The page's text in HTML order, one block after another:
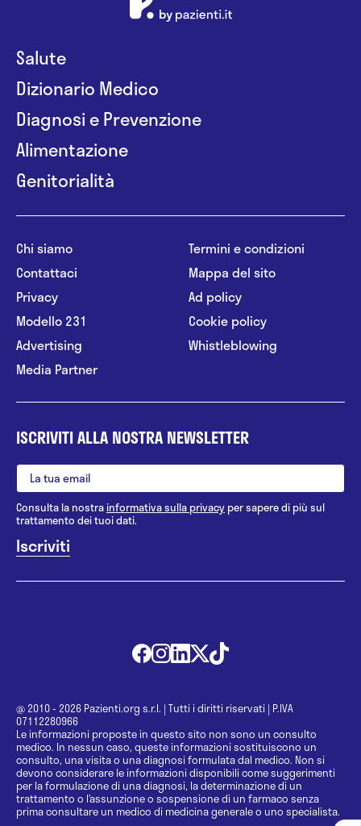
Salute
Dizionario Medico
Diagnosi e Prevenzione
Alimentazione
Genitorialità
Chi siamo
Contattaci
Privacy
Modello 231
Advertising
Media Partner
Termini e condizioni
Mappa del sito
Ad policy
Cookie policy
Whistleblowing
ISCRIVITI ALLA NOSTRA NEWSLETTER
Consulta la nostrainformativa sulla privacy per sapere di più sul
trattamento dei tuoi dati.
@ 2010 - 2026 Pazienti.org s.r.l. | Tutti i diritti riservati | P.IVA
07112280966
Le informazioni proposte in questo sito non sono un consulto
medico. In nessun caso, queste informazioni sostituiscono un
consulto, una visita o una diagnosi formulata dal medico. Non si
devono considerare le informazioni disponibili come suggerimenti
per la formulazione di una diagnosi, la determinazione di un
trattamento o l’assunzione o sospensione di un farmaco senza
prima consultare un medico di medicina generale o uno specialista.